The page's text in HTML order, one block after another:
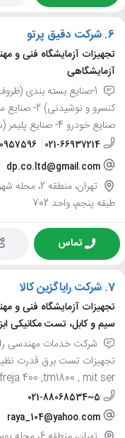
6. شرکت دقیق پرتو
تجهیزات آزمایشگاه فنی و
آزمایشگاهی
1-صنایع بسته بندی
صنایع خودرو 4- صنایع پلیمر (سیم و کاب...
021-66937214
dp.co.ltd@gmail.com
طبقه پنجم، واحد 702
تماس
7. شرکت رایاگزین کالا
تجهیزات آزمایشگاه فنی و
سیم و کابل، تست مکانیکی
شرکت خدمات مهندسی
تجهیزات تست برق قدرت
400 ,tm1800 , mit ser...
021-88068534~5
raya_104@yahoo.com